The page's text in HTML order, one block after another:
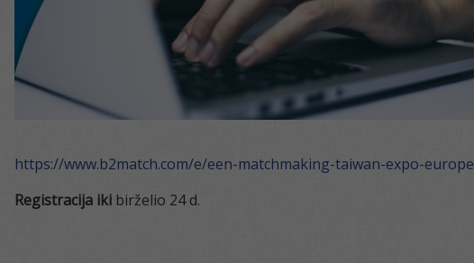
https://www.b2match.com/e/een-matchmaking-taiwan-expo-europe
Registracija iki birželio 24 d.